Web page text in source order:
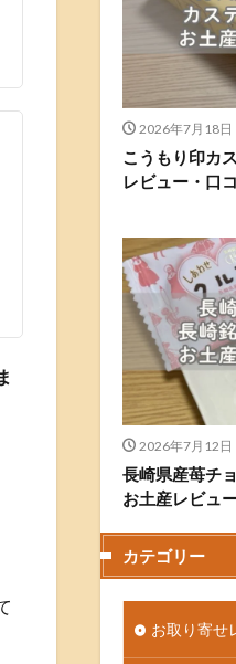
2026年7月18日
こうもり印カ
レビュー・口
2026年7月12日
長崎県産苺チ
お土産レビュ
カテゴリー
お取り寄せ